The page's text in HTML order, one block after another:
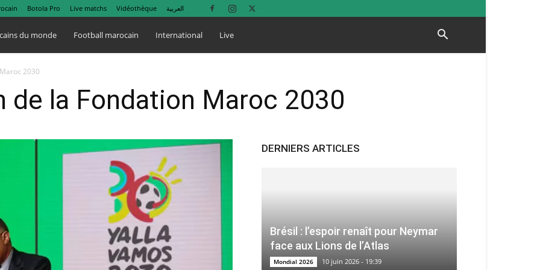
Botola Pro Live matchs Vidéothèque العربية
du monde Football marocain International Live
2030
de la Fondation Maroc 2030
DERNIERS ARTICLES
Brésil : l’espoir renaît pour Neymar
face aux Lions de l’Atlas
Mondial 2026 10 juin 2026 - 19:39